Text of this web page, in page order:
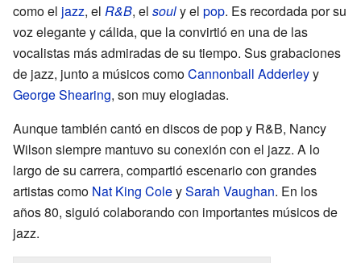
como el jazz, el R&B, el souly el pop. Es recordada por su
voz elegante y cálida, que la convirtió en una de las
vocalistas más admiradas de su tiempo. Sus grabaciones
de jazz, junto a músicos comoCannonball Adderleyy
George Shearing, son muy elogiadas.
Aunque también cantó en discos de pop y R&B, Nancy
Wilson siempre mantuvo su conexión con el jazz. A lo
largo de su carrera, compartió escenario con grandes
artistas como Nat King ColeySarah Vaughan. En los
años 80, siguió colaborando con importantes músicos de
jazz.